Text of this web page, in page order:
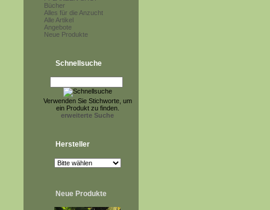
Bücher
Alles für die Anzucht
Alle Artikel
Angebote
Neue Produkte
Schnellsuche
Verwenden Sie Stichworte, um
ein Produkt zu finden.
erweiterte Suche
Hersteller
Neue Produkte